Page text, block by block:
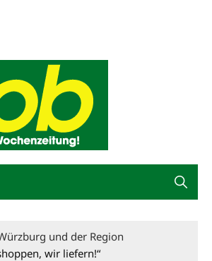
und der Region
wir liefern!“